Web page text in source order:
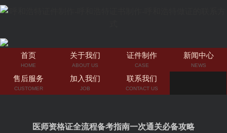
首页
HOME
关于我们
ABOUT US
证件制作
CASE
新闻中心
NEWS
售后服务
CUSTOMER
加入我们
JOB
联系我们
CONTACT US
医师资格证全流程备考指南一次通关必备攻略